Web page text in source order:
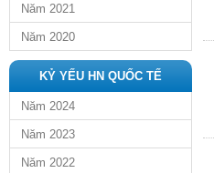
Năm 2021
Năm 2020
KỶ YẾU HN QUỐC TẾ
Năm 2024
Năm 2023
Năm 2022